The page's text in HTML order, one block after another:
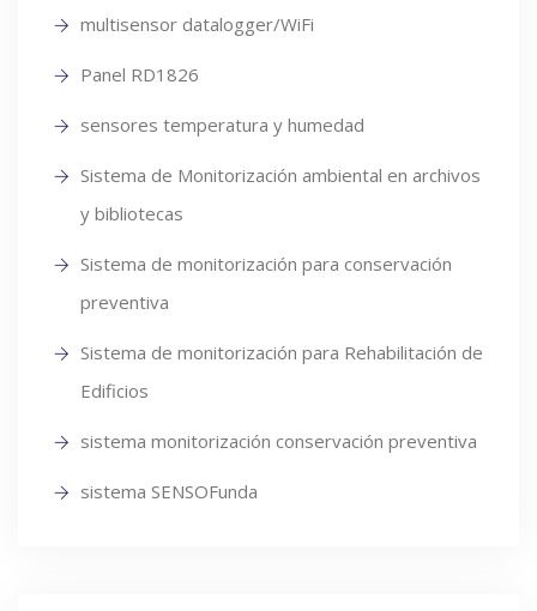
multisensor datalogger/WiFi
Panel RD1826
sensores temperatura y humedad
Sistema de Monitorización ambiental en archivos
y bibliotecas
Sistema de monitorización para conservación
preventiva
Sistema de monitorización para Rehabilitación de
Edificios
sistema monitorización conservación preventiva
sistema SENSOFunda